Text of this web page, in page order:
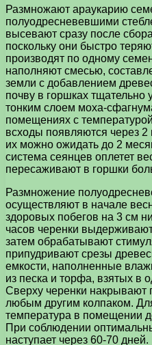
Размножают араукарию
полуодресневевшими
высевают сразу после
поскольку они быстро
производят по одному
наполняют смесью,
земли с добавлением
почву в горшках
тонким слоем моха-
помещениях с
всходы появляются через
их можно ожидать до 2
система сеянцев оплетет
пересаживают в горшки
Размножение
осуществляют в начале
здоровых побегов на 3 см
часов черенки
затем обрабатывают
припудривают срезы
емкости, наполненные
из песка и торфа, взятых в
Сверху черенки накрывают
любым другим колпаком.
температура в помещении
При соблюдении
наступает через 60-70 дней.